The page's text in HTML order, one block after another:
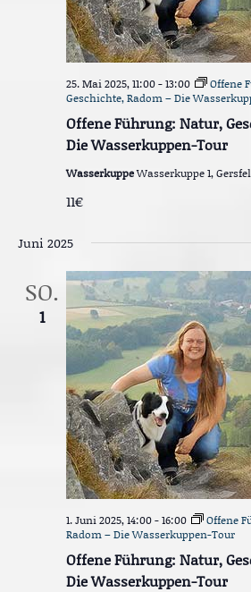
Offene Führung: Natur,
Die Wasserkuppen-Tour
25. Mai 2025, 11:00-13:00
Offene
Geschichte, Radom – Die
WasserkuppeWasserkuppe 1,
11€
Juni 2025
SO.
1
Offene Führung: Natur,
Die Wasserkuppen-Tour
1. Juni 2025, 14:00-16:00
Offene
Radom – Die Wasserkuppen-Tour